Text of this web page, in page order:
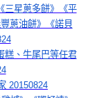
三星蔥多餅》《平
蔥油餅》《諾貝
糕、牛尾巴等任君
20150824